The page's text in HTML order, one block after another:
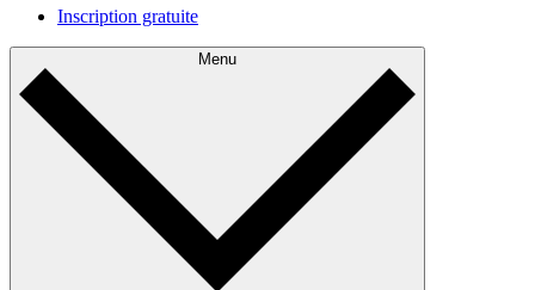
Inscription gratuite
Menu